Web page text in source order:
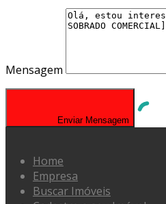
Mensagem
Enviar Mensagem
Home
Empresa
Buscar Imóveis